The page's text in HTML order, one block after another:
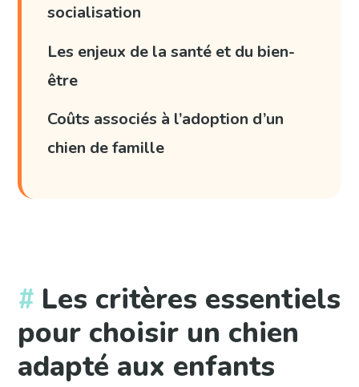
socialisation
Les enjeux de la santé et du bien-
être
Coûts associés à l’adoption d’un
chien de famille
Les critères essentiels
pour choisir un chien
adapté aux enfants